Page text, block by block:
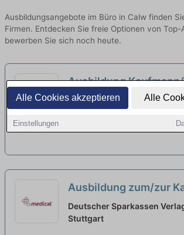
Alle Cookies akzeptieren Alle
Einstellungen
Ausbildungsangebote im Büro in Calw finden
Firmen. Entdecken Sie freie Optionen von
bewerben Sie sich noch heute.
Ausbildung
Büromanagement (M/
Landmaschinen Kälber
Ausbildung zum/zur
frau für
Schwerpunkt Finanzen
Deutscher Sparkassen Verlag
Stuttgart